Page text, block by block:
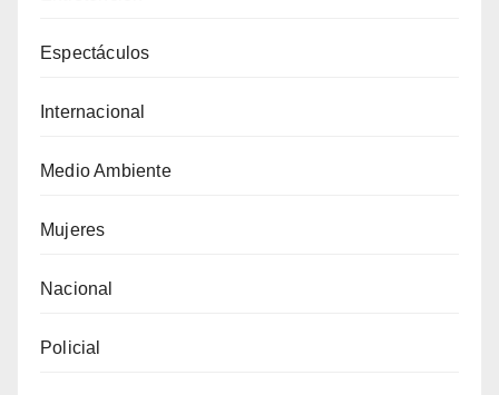
Espectáculos
Internacional
Medio Ambiente
Mujeres
Nacional
Policial